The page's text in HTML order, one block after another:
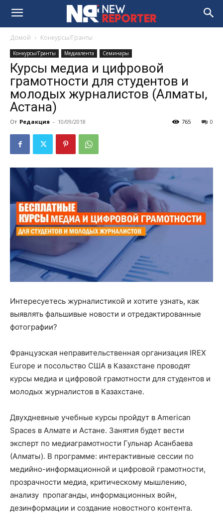
Домой Конкурсы/Гранты
Конкурсы/Гранты Медиалента Семинары
Курсы медиа и цифровой
грамотности для студентов и
молодых журналистов (Алматы,
Астана)
От Редакция - 10/09/2018 0
765
Интересуетесь журналистикой и хотите узнать, как
выявлять фальшивые новости и отредактированные
фотографии?
Французская неправительственная организация IREX
Europe и посольство США в Казахстане проводят
курсы медиа и цифровой грамотности для студентов и
молодых журналистов в Казахстане.
Двухдневные учебные курсы пройдут в American
Spaces в Алмате и Астане. Занятия будет вести
эксперт по медиаграмотности Гульнар Асанбаева
(Алматы). В программе: интерактивные сессии по
медийно-информационной и цифровой грамотности,
прозрачности медиа, критическому мышлению,
анализу пропаганды, информационных войн,
дезинформации и создание новостного контента.